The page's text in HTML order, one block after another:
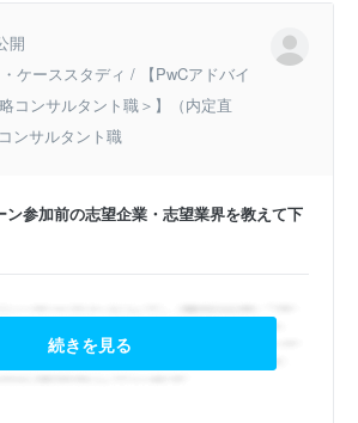
開
ケーススタディ / 【PwCアドバイ
コンサルタント職＞】（内定直
ンサルタント職
ン参加前の志望企業・志望業界を教えて下
続きを見る